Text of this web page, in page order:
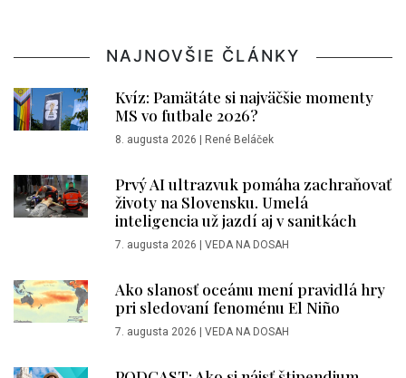
NAJNOVŠIE ČLÁNKY
Kvíz: Pamätáte si najväčšie momenty
MS vo futbale 2026?
8. augusta 2026 René Beláček
Prvý AI ultrazvuk pomáha zachraňovať
životy na Slovensku. Umelá
inteligencia už jazdí aj v sanitkách
7. augusta 2026 VEDA NA DOSAH
Ako slanosť oceánu mení pravidlá hry
pri sledovaní fenoménu El Niño
7. augusta 2026 VEDA NA DOSAH